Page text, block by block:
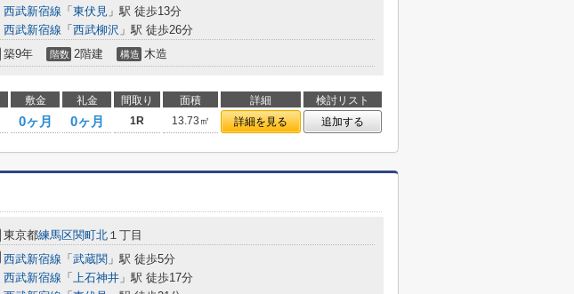
西武新宿線 「 東伏見 」駅 徒歩13分
西武新宿線 「 西武柳沢 」駅 徒歩26分
築9年 階数 2階建 構造 木造
敷金 礼金 間取り 面積 詳細
検討リスト
0ヶ月 0ヶ月 1R 13.73㎡ 詳細を見る 追加する
東京都練馬区関町北 １丁目
西武新宿線 「 武蔵関 」駅 徒歩5分
西武新宿線 「 上石神井 」駅 徒歩17分